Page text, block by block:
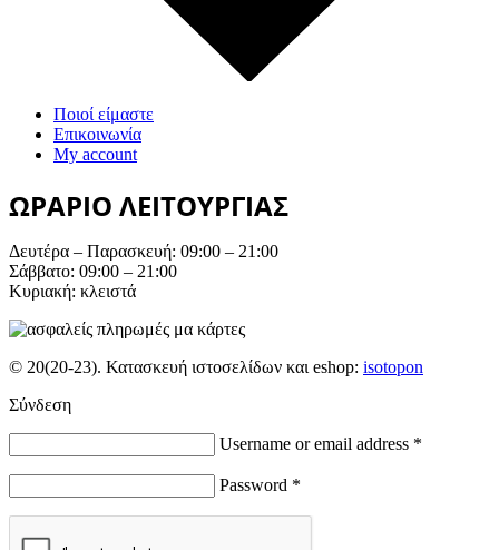
Ποιοί είμαστε
Επικοινωνία
My account
ΩΡΑΡΙΟ ΛΕΙΤΟΥΡΓΙΑΣ
Δευτέρα – Παρασκευή: 09:00 – 21:00
Σάββατο: 09:00 – 21:00
Κυριακή: κλειστά
© 20(20-23). Κατασκευή ιστοσελίδων και eshop: isotopon
Σύνδεση
Username or email address *
Password *